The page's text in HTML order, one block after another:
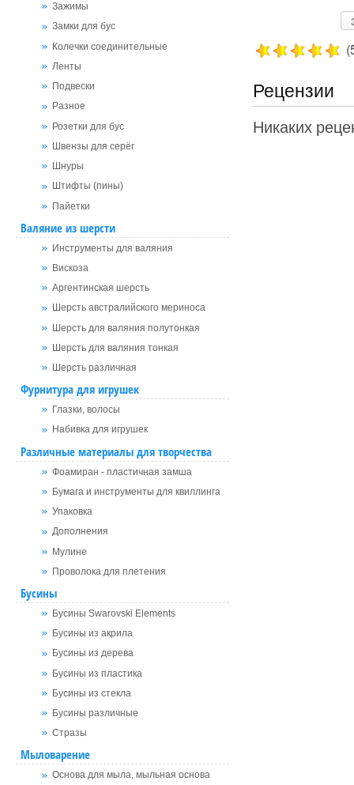
Зажимы
Замки для бус
Колечки соединительные
Ленты
Подвески
Разное
Розетки для бус
Швензы для серёг
Шнуры
Штифты (пины)
Пайетки
Валяние из шерсти
Инструменты для валяния
Вискоза
Аргентинская шерсть
Шерсть австралийского мериноса
Шерсть для валяния полутонкая
Шерсть для валяния тонкая
Шерсть различная
Фурнитура для игрушек
Глазки, волосы
Набивка для игрушек
Различные материалы для творчества
Фоамиран - пластичная замша
Бумага и инструменты для квиллинга
Упаковка
Дополнения
Мулине
Проволока для плетения
Бусины
Бусины Swarovski Elements
Бусины из акрила
Бусины из дерева
Бусины из пластика
Бусины из стекла
Бусины различные
Стразы
Мыловарение
Основа для мыла, мыльная основа
Рецензии
Никаких